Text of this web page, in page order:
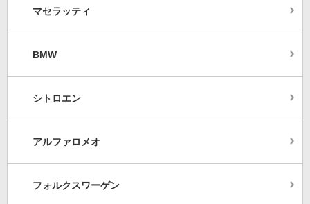
マセラッティ
BMW
シトロエン
アルファロメオ
フォルクスワーゲン